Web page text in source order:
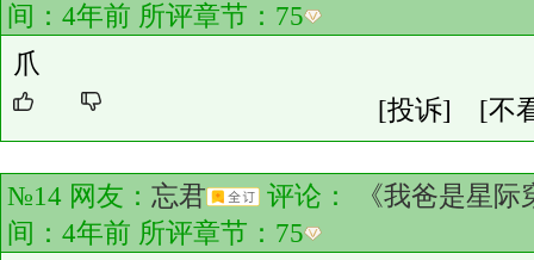
间：4年前 所评章节： 75
爪
[投诉]
[不
№14 网友： 忘君 评论：
《我爸是星
间：4年前 所评章节： 75